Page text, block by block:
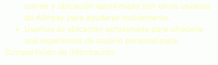
correo y ubicación aproximada con otros usuarios
de Allinyay para ayudarse mutuamente.
Usamos su ubicación aproximada para ofrecerle
una experiencia de usuario personalizada.
Compartición de información: